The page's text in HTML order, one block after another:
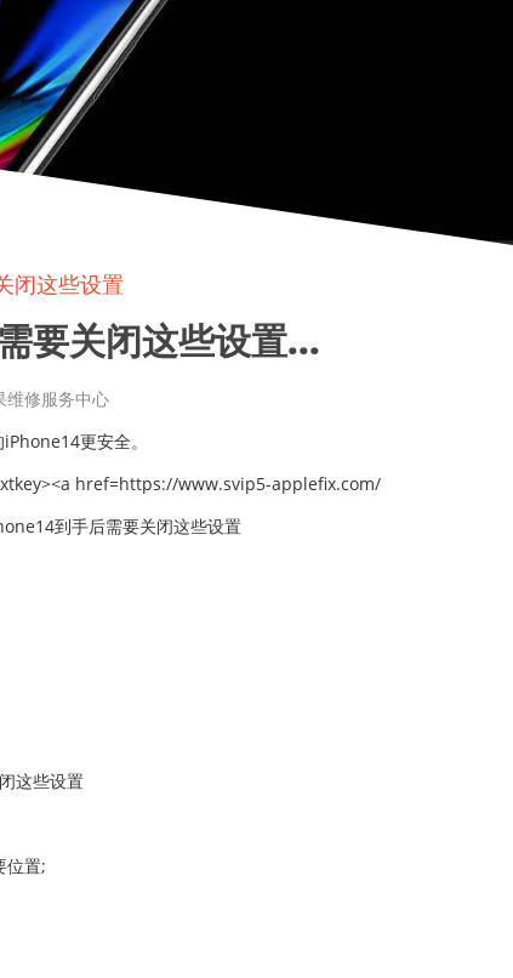
闭这些设置
要关闭这些设置...
维修服务中心
更安全。
位置;